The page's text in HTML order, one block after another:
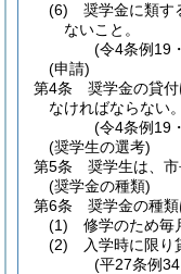
(6)
奨学金に類す
ないこと。
(令4条例19
(申請)
第4条
奨学金の貸
なければならない。
(令4条例19
(奨学生の選考)
第5条
奨学生は、市
(奨学金の種類)
第6条
奨学金の種類
(1)
修学のため毎
(2)
入学時に限り
(平27条例